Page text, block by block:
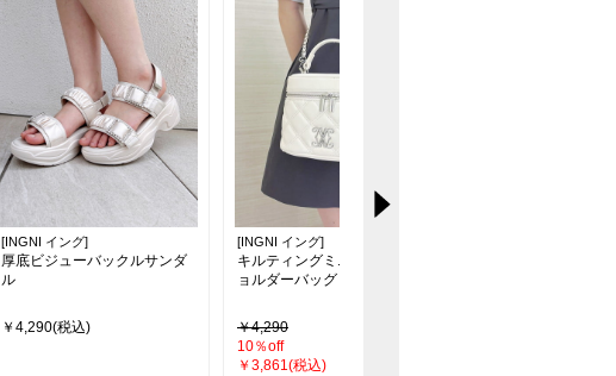
[INGNI イング]
厚底ビジューバックルサンダ
ル
￥4,290(税込)
[INGNI イング]
キルティングミニバニティシ
ョルダーバッグ
￥4,290
10％off
￥3,861(税込)